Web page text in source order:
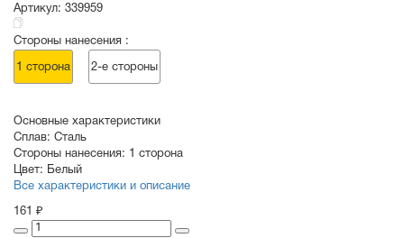
Артикул: 339959
Стороны нанесения :
1 сторона 2-е стороны
Основные характеристики
Сплав: Сталь
Стороны нанесения: 1 сторона
Цвет: Белый
Все характеристики и описание
161 ₽